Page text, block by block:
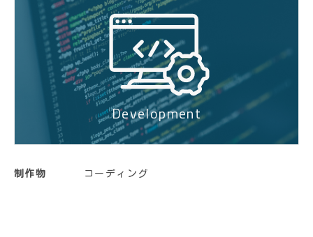
Development
制作物 コーディング